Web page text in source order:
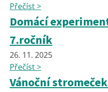
Přečíst >
Domácí
7.ročník
26. 11. 2025
Přečíst >
Vánoční